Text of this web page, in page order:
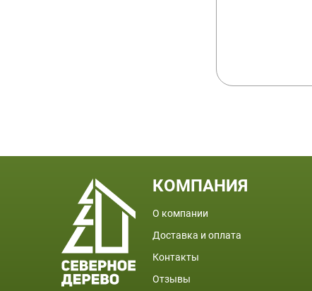
ПОДВАЛ
КОМПАНИЯ
О компании
Доставка и оплата
Контакты
Отзывы